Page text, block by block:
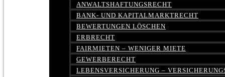
ANWALTSHAFTUNGSRECHT
BANK- UND KAPITALMARKTRECHT
BEWERTUNGEN LÖSCHEN
ERBRECHT
FAIRMIETEN – WENIGER MIETE
GEWERBERECHT
LEBENSVERSICHERUNG –